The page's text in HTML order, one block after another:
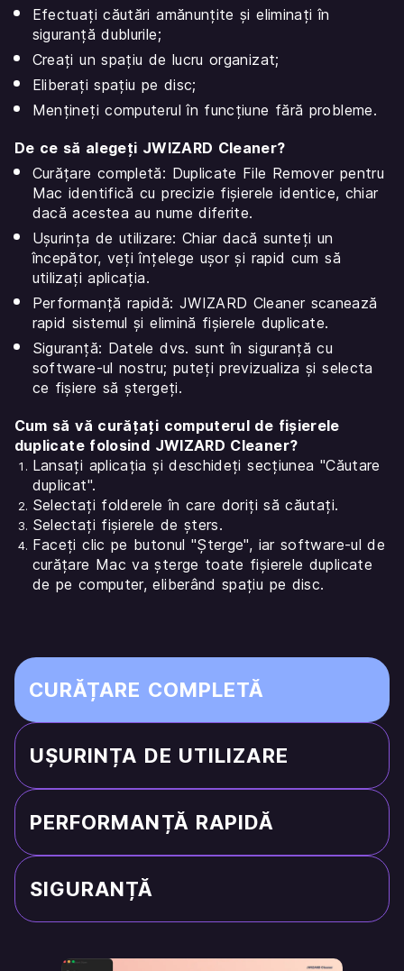
Efectuați căutări amănunțite și eliminați în
siguranță dublurile;
Creați un spațiu de lucru organizat;
Eliberați spațiu pe disc;
Mențineți computerul în funcțiune fără probleme.
De ce să alegeți JWIZARD Сleaner?
Curățare completă: Duplicate File Remover pentru
Mac identifică cu precizie fișierele identice, chiar
dacă acestea au nume diferite.
Ușurința de utilizare: Chiar dacă sunteți un
începător, veți înțelege ușor și rapid cum să
utilizați aplicația.
Performanță rapidă: JWIZARD Cleaner scanează
rapid sistemul și elimină fișierele duplicate.
Siguranță: Datele dvs. sunt în siguranță cu
software-ul nostru; puteți previzualiza și selecta
ce fișiere să ștergeți.
Cum să vă curățați computerul de fișierele
duplicate folosind JWIZARD Cleaner?
Lansați aplicația și deschideți secțiunea "Căutare
duplicat".
Selectați folderele în care doriți să căutați.
Selectați fișierele de șters.
Faceți clic pe butonul "Șterge", iar software-ul de
curățare Mac va șterge toate fișierele duplicate
de pe computer, eliberând spațiu pe disc.
CURĂȚARE COMPLETĂ
UȘURINȚA DE UTILIZARE
PERFORMANȚĂ RAPIDĂ
SIGURANȚĂ